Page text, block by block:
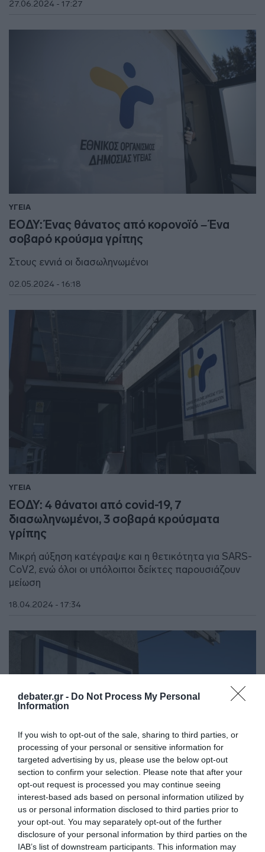
debater.gr - Do Not Process My Personal
Information
If you wish to opt-out of the sale, sharing to third parties, or
processing of your personal or sensitive information for
targeted advertising by us, please use the below opt-out
section to confirm your selection. Please note that after your
opt-out request is processed you may continue seeing
interest-based ads based on personal information utilized by
us or personal information disclosed to third parties prior to
your opt-out. You may separately opt-out of the further
disclosure of your personal information by third parties on the
IAB’s list of downstream participants. This information may
27.06.2024 - 17:27
ΥΓΕΙΑ
ΕΟΔΥ: Ένας θάνατος από κορονοϊό – Ένα
σοβαρό κρούσμα γρίπης
Στους εννιά οι διασωληνωμένοι
02.05.2024 - 16:18
ΥΓΕΙΑ
ΕΟΔΥ: 4 θάνατοι από covid-19, 7
διασωληνωμένοι, 3 σοβαρά κρούσματα
γρίπης
Μικρή αύξηση κατέγραψε και η θετικότητα για SARS-
CoV2, ενώ όλοι οι υπόλοιποι δείκτες παρουσιάζουν
μείωση
18.04.2024 - 17:34
ΥΓΕΙΑ
ΕΟΔΥ: 4 θάνατοι από κορονοϊό, 13
διασωληνωμένοι – Ένας θάνατος από γρίπη